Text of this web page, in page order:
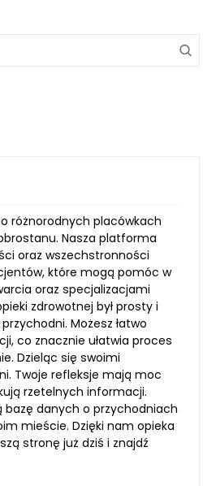
różnorodnych placówkach
Nasza platforma
oraz wszechstronności
które mogą pomóc w
oraz specjalizacjami
zdrowotnej był prosty i
Możesz łatwo
co znacznie ułatwia proces
Dzieląc się swoimi
Twoje refleksje mają moc
rzetelnych informacji.
bazę danych o przychodniach
mieście. Dzięki nam opieka
stronę już dziś i znajdź